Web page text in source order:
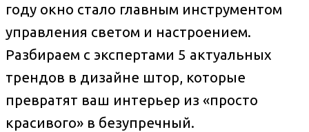
году окно стало главным инструментом
управления светом и настроением.
Разбираем с экспертами 5 актуальных
трендов в дизайне штор, которые
превратят ваш интерьер из «просто
красивого» в безупречный.